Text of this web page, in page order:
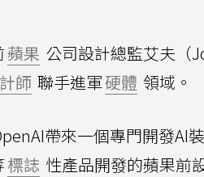
蘋果 公司設計總監艾夫（
師 聯手進軍硬體 領域。
帶來一個專門開發AI
標誌 性產品開發的蘋果前